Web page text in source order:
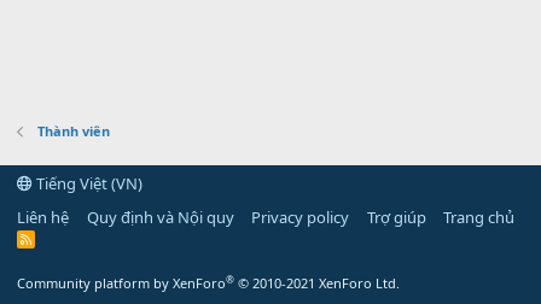
Thành viên
Tiếng Việt (VN)
Liên hệ
Quy định và Nội quy Privacy policy Trợ giúp Trang chủ
R
Community platform by XenForo® © 2010-2021 XenForo Ltd.